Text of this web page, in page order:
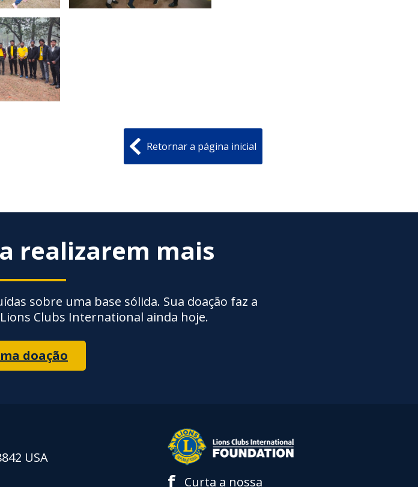
Retornar a página inicial
realizarem mais
sobre uma base sólida. Sua doação faz a
Clubs International ainda hoje.
doação
USA
f Curta a nossa